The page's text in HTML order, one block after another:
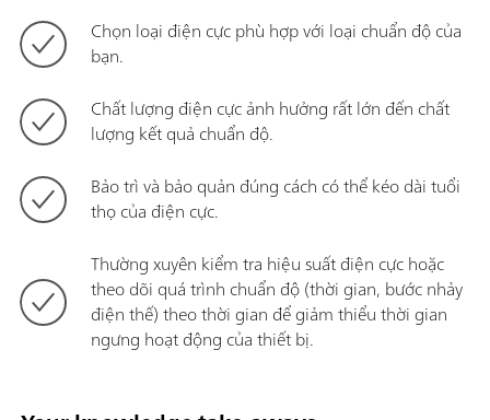
Chọn loại điện cực phù hợp với loại chuẩn độ của
bạn.
Chất lượng điện cực ảnh hưởng rất lớn đến chất
lượng kết quả chuẩn độ.
Bảo trì và bảo quản đúng cách có thể kéo dài tuổi
thọ của điện cực.
Thường xuyên kiểm tra hiệu suất điện cực hoặc
theo dõi quá trình chuẩn độ (thời gian, bước nhảy
điện thế) theo thời gian để giảm thiểu thời gian
ngưng hoạt động của thiết bị.